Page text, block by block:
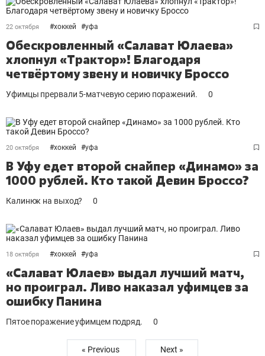
22 октября #хоккей #уфа
Обескровленный «Салават Юлаева»
хлопнул «Трактор»! Благодаря
четвёртому звену и новичку Броссо
Уфимцы прервали 5-матчевую серию поражений. 0
20 октября #хоккей #уфа
В Уфу едет второй снайпер «Динамо» за
1000 рублей. Кто такой Девин Броссо?
Калинюк на выход? 0
18 октября #хоккей #уфа
«Салават Юлаев» выдал лучший матч,
но проиграл. Ливо наказал уфимцев за
ошибку Панина
Пятое поражение уфимцем подряд. 0
« Previous Next »